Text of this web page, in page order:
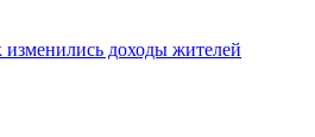
изменились доходы жителей